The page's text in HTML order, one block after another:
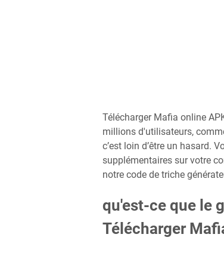
Télécharger Mafia online
millions d'utilisateurs,
c’est loin d’être un hasard.
supplémentaires sur votre
notre code de triche
qu'est-ce que le
Télécharger